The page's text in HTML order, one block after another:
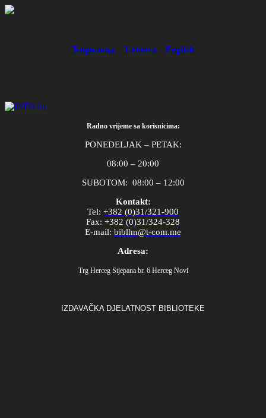
Ћирилица Latinica English
Radno vrijeme sa korisnicima:
PONEDELJAK – PETAK:
08:00 – 20:00
SUBOTOM: 08:00 – 12:00
Kontakt:
Tel: +382 (0)31/321-900
Fax: +382 (0)31/324-328
E-mail: biblhn@t-com.me
Adresa:
Trg Herceg Stjepana br. 6 Herceg Novi
IZDAVAČKA DJELATNOST BIBLIOTEKE